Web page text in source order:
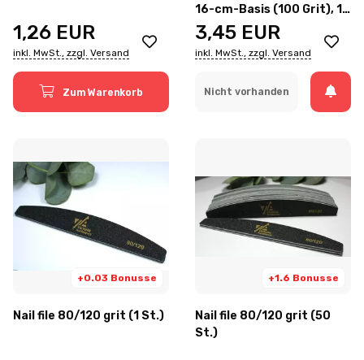
1,26 EUR
inkl. MwSt., zzgl. Versand
Zum Warenkorb
16-cm-Basis (100 Grit), 10
Stück
3,45 EUR
inkl. MwSt., zzgl. Versand
Nicht vorhanden
+0.03 Bonusse
Nail file 80/120 grit (1 St.)
+1.6 Bonusse
Nail file 80/120 grit (50
St.)